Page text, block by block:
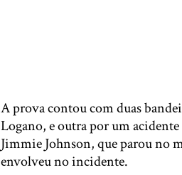
A prova contou com duas
Logano, e outra por um
Jimmie Johnson, que parou no
envolveu no incidente.